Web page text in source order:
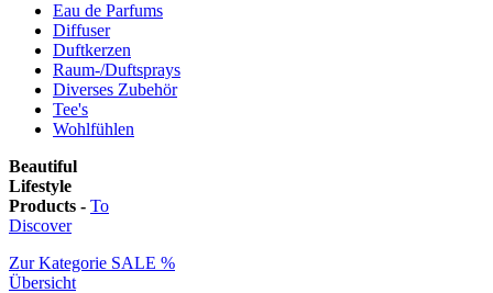
Eau de Parfums
Diffuser
Duftkerzen
Raum-/Duftsprays
Diverses Zubehör
Tee's
Wohlfühlen
Beautiful
Lifestyle
Products - To
Discover
Zur Kategorie SALE %
Übersicht